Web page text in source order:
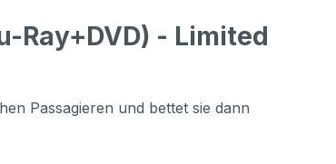
Ray+DVD) - Limited
Passagieren und bettet sie dann